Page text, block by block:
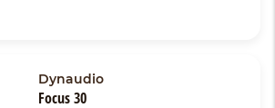
Dynaudio
Focus 30